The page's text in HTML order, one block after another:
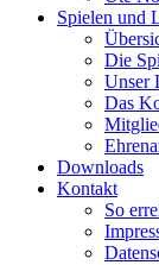
Spielen und
Die
Unser
Das
Downloads
Kontakt
So